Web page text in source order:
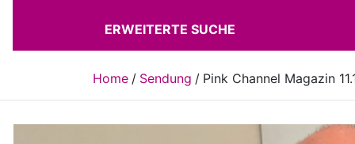
ERWEITERTE SUCHE
Home Sendung Pink Channel Magazin